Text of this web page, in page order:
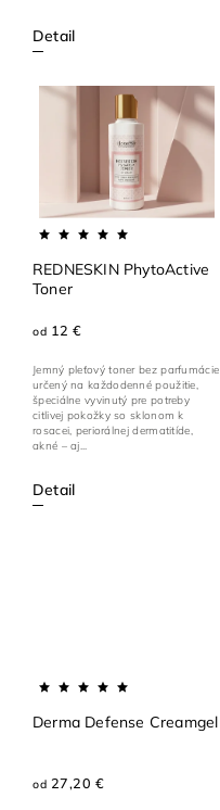
Detail
REDNESKIN PhytoActive
Toner
od 12 €
Detail
Jemný pleťový toner bez parfumácie
určený na každodenné použitie,
špeciálne vyvinutý pre potreby
citlivej pokožky so sklonom k
rosacei, periorálnej dermatitíde,
akné – aj...
Derma Defense Creamgel
od 27,20 €